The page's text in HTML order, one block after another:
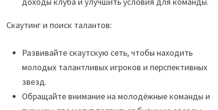
Скаутинг и поиск талантов:
Развивайте скаутскую сеть, чтобы находить
молодых талантливых игроков и перспективных
звезд.
Обращайте внимание на молодёжные команды и